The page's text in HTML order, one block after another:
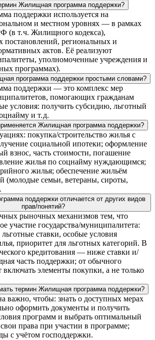
Жилищная программа поддержки?
поддержки используется на
и местном уровнях — в рамках
(в т. ч. Жилищного кодекса),
постановлений, региональных и
актов. Её реализуют
уполномоченные учреждения и
программах).
программа поддержки простыми словами?
поддержки — это комплекс мер
помогающих гражданам
условия: получить субсидию, льготный
и т. д.
Жилищная программа поддержки?
покупка/строительство жилья с
социальной ипотеки; оформление
взнос, часть стоимости, погашение
жилья по соцнайму нуждающимся;
жилья; обеспечение жильём
(молодые семьи, ветераны, сироты,
поддержки отличается от других видов
прав/понятий?
рыночных механизмов тем, что
участие государства/муниципалитета:
ставки, особые условия
приоритет для льготных категорий. В
кредитования — ниже ставки и/
часть поддержки; от обычного
элементы покупки, а не только
термин Жилищная программа поддержки?
важно, чтобы: знать о доступных мерах
оформить документы и получить
программ и выбрать оптимальный
права при участии в программе;
с учётом господдержки.